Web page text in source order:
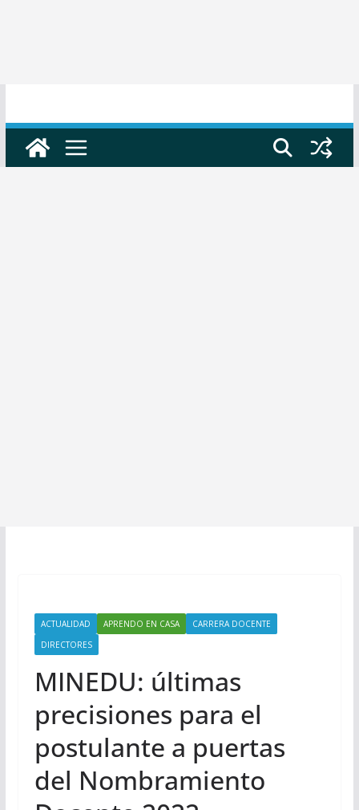
ACTUALIDAD APRENDO EN CASA
CARRERA DOCENTE
DIRECTORES
MINEDU: últimas
precisiones para el
postulante a puertas
del Nombramiento